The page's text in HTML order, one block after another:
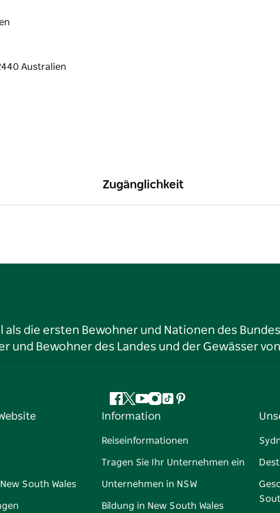
Zugänglichkeit
als die ersten Bewohner und Nationen des
und Bewohner des Landes und der Gewässer
Facebook
Twitter
YouTube
Instagram
TikTokPinterest
South Wales
Information
Reiseinformationen
Tragen Sie Ihr Unternehmen ein
Unternehmen in NSW
Bildung in New South Wales